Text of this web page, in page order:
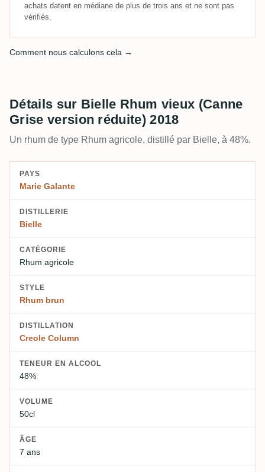
achats datent en médiane de plus de trois ans et ne sont pas
vérifiés.
Comment nous calculons cela →
Détails sur Bielle Rhum vieux (Canne
Grise version réduite) 2018
Un rhum de type Rhum agricole, distillé par Bielle, à 48%.
PAYS
Marie Galante
DISTILLERIE
Bielle
CATÉGORIE
Rhum agricole
STYLE
Rhum brun
DISTILLATION
Creole Column
TENEUR EN ALCOOL
48%
VOLUME
50cl
ÂGE
7 ans